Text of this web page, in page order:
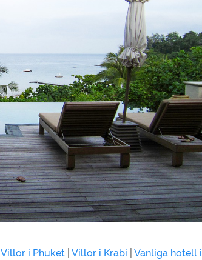
Villor i Phuket Villor i Krabi
Vanliga hotell i